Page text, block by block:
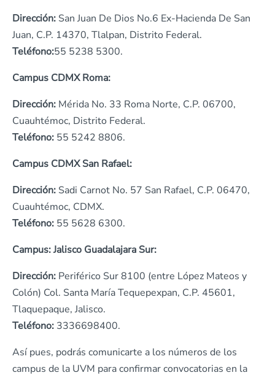
Dirección: San Juan De Dios No.6 Ex-Hacienda De San
Juan, C.P. 14370, Tlalpan, Distrito Federal.
Teléfono:55 5238 5300.
Campus CDMX Roma:
Dirección: Mérida No. 33 Roma Norte, C.P. 06700,
Cuauhtémoc, Distrito Federal.
Teléfono: 55 5242 8806.
Campus CDMX San Rafael:
Dirección: Sadi Carnot No. 57 San Rafael, C.P. 06470,
Cuauhtémoc, CDMX.
Teléfono: 55 5628 6300.
Campus: Jalisco Guadalajara Sur:
Dirección: Periférico Sur 8100 (entre López Mateos y
Colón) Col. Santa María Tequepexpan, C.P. 45601,
Tlaquepaque, Jalisco.
Teléfono: 3336698400.
Así pues, podrás comunicarte a los números de los
campus de la UVM para confirmar convocatorias en la